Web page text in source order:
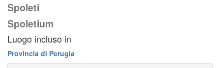
Spoleti
Spoletium
Luogo incluso in
Provincia di Perugia